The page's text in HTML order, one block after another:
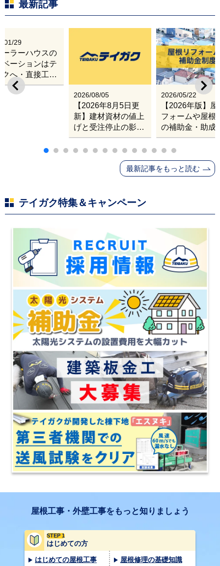
最新記事
2026/08/05
【2026年8月5日更
新】建材資材の値上
げと受注停止の影響
｜塗料・屋根材・シ
ンナー・断熱材・ル
ーフィングの値上げ
と材料入手困難・出
2026/05/22
【2026年版】
フォームや屋根
の補助金・助成
業
01/29
ーラーハウスの
ベーションはテ
クへ・直接工事
張改修サービス
最新記事をもっと読む
テイガク特集＆キャンペーン
屋根工事・外壁工事をもっと知りましょう
STEP 1
はじめての方
はじめての屋根工事 屋根修理の基礎知識